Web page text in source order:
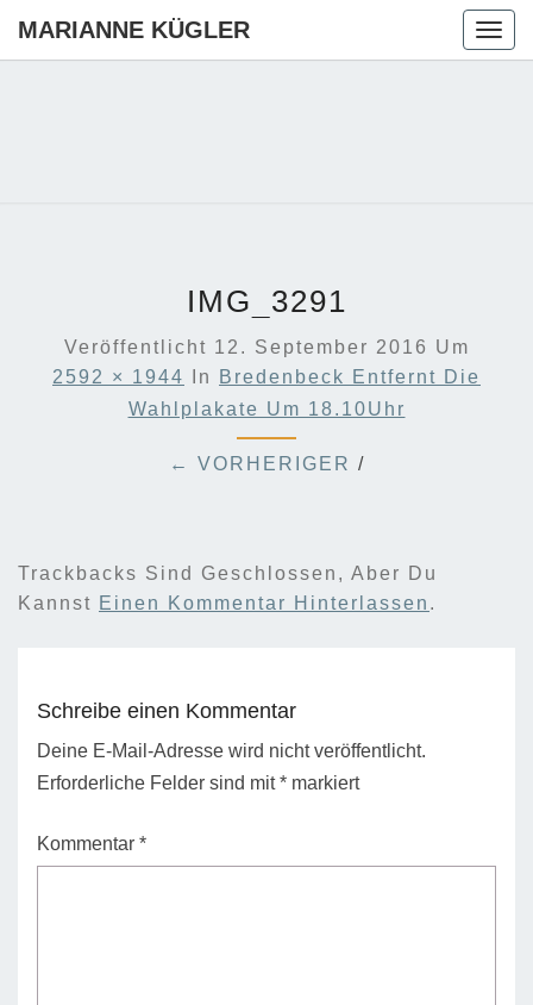
MARIANNE KÜGLER
IMG_3291
Veröffentlicht 12. September 2016 Um
2592 × 1944
In
Bredenbeck Entfernt Die
Wahlplakate Um 18.10Uhr
← VORHERIGER /
Trackbacks Sind Geschlossen, Aber Du
Kannst Einen Kommentar Hinterlassen .
Schreibe einen Kommentar
Deine E-Mail-Adresse wird nicht veröffentlicht.
Erforderliche Felder sind mit* markiert
Kommentar *